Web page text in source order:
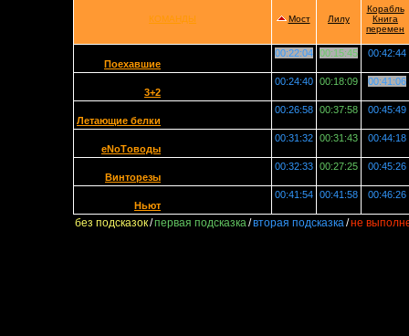
КОМАНДЫ Мост Лилу
Корабль
Книга
перемен
Поехавшие
00:22:04 00:15:45 00:42:44
3+2
00:24:40 00:18:09 00:41:06
Летающие белки
00:26:58 00:37:58 00:45:49
eNoTоводы
00:31:32 00:31:43 00:44:18
Винторезы
00:32:33 00:27:25 00:45:26
Ньют
00:41:54 00:41:58 00:46:26
без подсказок/первая подсказка/вторая подсказка/не